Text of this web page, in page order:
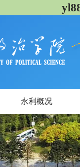
永利概况